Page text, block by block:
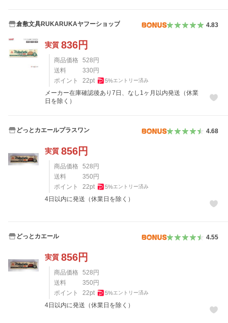
倉敷文具RUKARUKAヤフーショップ 4.83
実質 836円
商品価格 528 円
送料
330 円
ポイント
22pt 5%エントリー済み
メーカー在庫確認後あり7日、なし1ヶ月以内発送（休業
日を除く）
どっとカエールプラスワン 4.68
実質 856円
商品価格 528 円
送料
350 円
ポイント
22pt 5%エントリー済み
4日以内に発送（休業日を除く）
どっとカエール 4.55
実質 856円
商品価格 528 円
送料
350 円
ポイント
22pt 5%エントリー済み
4日以内に発送（休業日を除く）